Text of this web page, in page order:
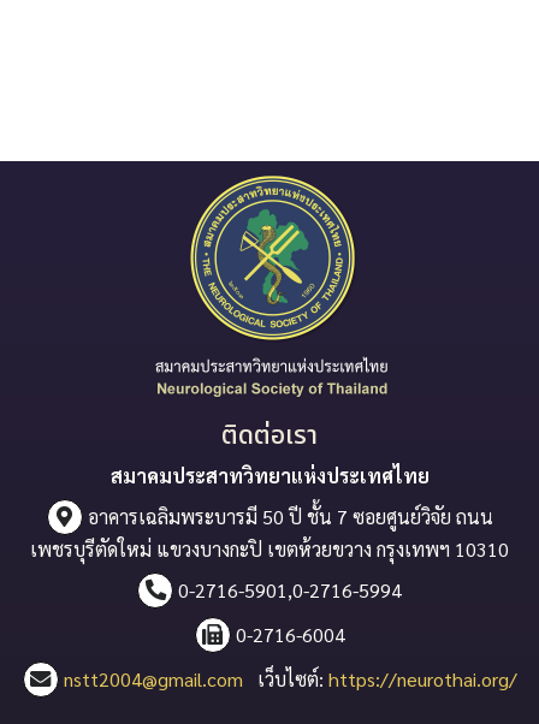
ติดต่อเรา
สมาคมประสาทวิทยาแห่งประเทศไทย
อาคารเฉลิมพระบารมี 50 ปี ชั้น 7 ซอยศูนย์วิจัย ถนน
เพชรบุรีตัดใหม่ แขวงบางกะปิ เขตห้วยขวาง กรุงเทพฯ 10310
0-2716-5901,0-2716-5994
0-2716-6004
nstt2004@gmail.com เว็บไซต์: https://neurothai.org/